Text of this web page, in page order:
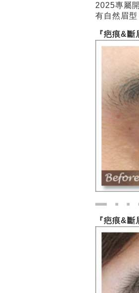
2025專屬
有自然眉
『疤痕&斷
『疤痕&斷